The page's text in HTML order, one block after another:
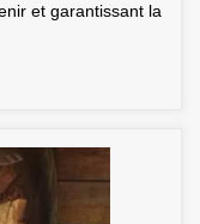
et garantissant la